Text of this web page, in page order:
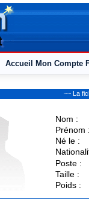
Accueil Mon Compte
~~ La
Nom :
Prénom
Né le :
Poste :
Taille :
Poids :